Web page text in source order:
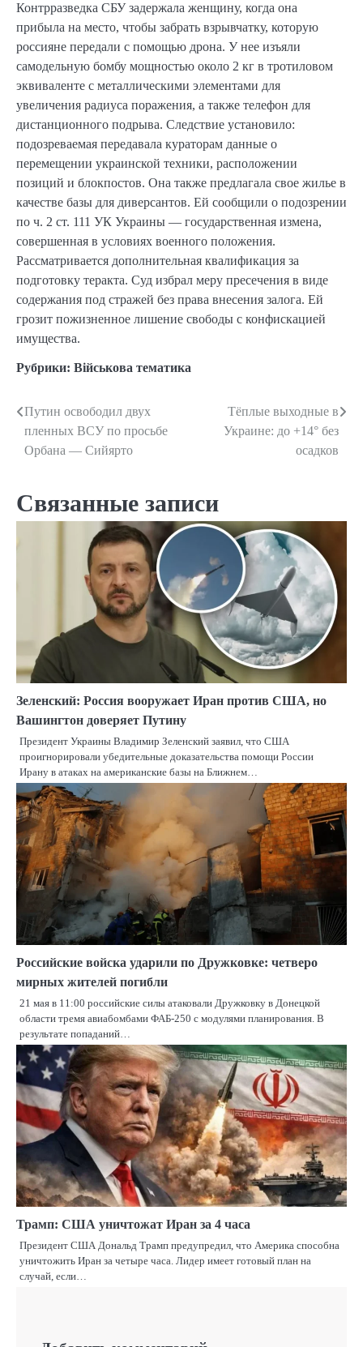
Контрразведка СБУ задержала женщину, когда она
прибыла на место, чтобы забрать взрывчатку, которую
россияне передали с помощью дрона. У нее изъяли
самодельную бомбу мощностью около 2 кг в тротиловом
эквиваленте с металлическими элементами для
увеличения радиуса поражения, а также телефон для
дистанционного подрыва. Следствие установило:
подозреваемая передавала кураторам данные о
перемещении украинской техники, расположении
позиций и блокпостов. Она также предлагала свое жилье в
качестве базы для диверсантов. Ей сообщили о подозрении
по ч. 2 ст. 111 УК Украины — государственная измена,
совершенная в условиях военного положения.
Рассматривается дополнительная квалификация за
подготовку теракта. Суд избрал меру пресечения в виде
содержания под стражей без права внесения залога. Ей
грозит пожизненное лишение свободы с конфискацией
имущества.
Рубрики: Військова тематика
Навигация
по
Путин освободил двух
пленных ВСУ по просьбе
Орбана — Сийярто
Тёплые выходные в
Украине: до +14° без
осадков
Связанные записи
Зеленский: Россия вооружает Иран против США, но
Вашингтон доверяет Путину
Президент Украины Владимир Зеленский заявил, что США
проигнорировали убедительные доказательства помощи России
Ирану в атаках на американские базы на Ближнем…
Российские войска ударили по Дружковке: четверо
мирных жителей погибли
21 мая в 11:00 российские силы атаковали Дружковку в Донецкой
области тремя авиабомбами ФАБ-250 с модулями планирования. В
результате попаданий…
Трамп: США уничтожат Иран за 4 часа
Президент США Дональд Трамп предупредил, что Америка способна
уничтожить Иран за четыре часа. Лидер имеет готовый план на
случай, если…